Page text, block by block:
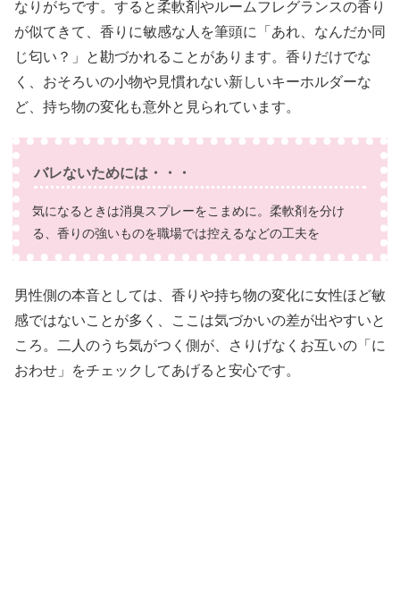
なりがちです。すると柔軟剤やルームフレグランスの香り
が似てきて、香りに敏感な人を筆頭に「あれ、なんだか同
じ匂い？」と勘づかれることがあります。香りだけでな
く、おそろいの小物や見慣れない新しいキーホルダーな
ど、持ち物の変化も意外と見られています。
バレないためには・・・
気になるときは消臭スプレーをこまめに。柔軟剤を分け
る、香りの強いものを職場では控えるなどの工夫を
男性側の本音としては、香りや持ち物の変化に女性ほど敏
感ではないことが多く、ここは気づかいの差が出やすいと
ころ。二人のうち気がつく側が、さりげなくお互いの「に
おわせ」をチェックしてあげると安心です。